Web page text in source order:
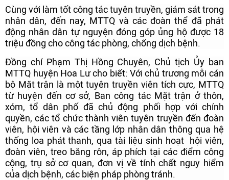
Cùng với làm tốt công tác tuyên truyền, giám sát trong
nhân dân, đến nay, MTTQ và các đoàn thể đã phát
động nhân dân tự nguyện đóng góp ủng hộ được 18
triệu đồng cho công tác phòng, chống dịch bệnh.
Đồng chí Phạm Thị Hồng Chuyên, Chủ tịch Ủy ban
MTTQ huyện Hoa Lư cho biết: Với chủ trương mỗi cán
bộ Mặt trận là một tuyên truyền viên tích cực, MTTQ
từ huyện đến cơ sở, Ban công tác Mặt trận ở thôn,
xóm, tổ dân phố đã chủ động phối hợp với chính
quyền, các tổ chức thành viên tuyên truyền đến đoàn
viên, hội viên và các tầng lớp nhân dân thông qua hệ
thống loa phát thanh, qua tài liệu sinh hoạt hội viên,
đoàn viên, treo băng rôn, áp phích tại các điểm công
cộng, trụ sở cơ quan, đơn vị về tính chất nguy hiểm
của dịch bệnh, các biện pháp phòng tránh.